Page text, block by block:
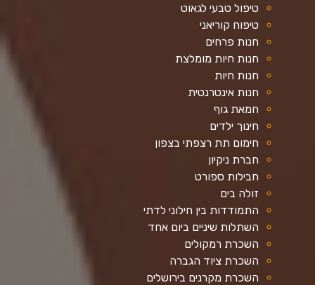
טיפול טבעי לגאוט
טיפוח קוריאני
חנות פרחים
חנות חיות מומלצת
חנות חיות
חנות אינטרנטית
חמאת גוף
חינוך ילדים
חימום תת רצפתי בצפון
חברת ניקיון
חבילות ספורט
זולה בים
התמודדות בין חילוני לדתי
השתלות שיניים ביום אחד
השכרת רמקולים
השכרת ציוד הגברה
השכרת מקרנים בירושלים